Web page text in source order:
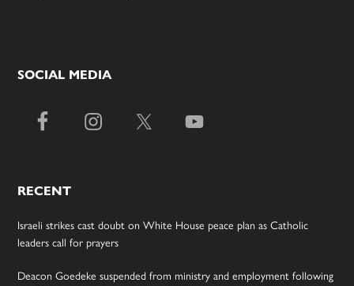
SOCIAL MEDIA
RECENT
Israeli strikes cast doubt on White House peace plan as Catholic
leaders call for prayers
Deacon Goedeke suspended from ministry and employment following